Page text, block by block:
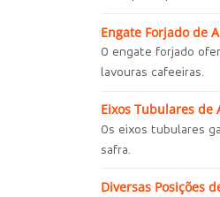
Engate Forjado de
O engate forjado
lavouras cafeeiras.
Eixos Tubulares de
Os eixos tubulares
safra.
Diversas Posições